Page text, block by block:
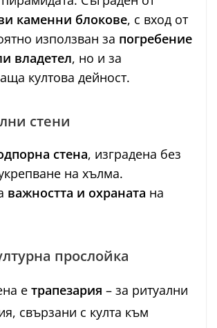
каменни блокове, с вход от
използван за погребение
владетел, но и за
култова дейност.
стени
стена, изградена без
на хълма.
важността и охраната на
прослойка
е трапезария – за ритуални
свързани с култа към